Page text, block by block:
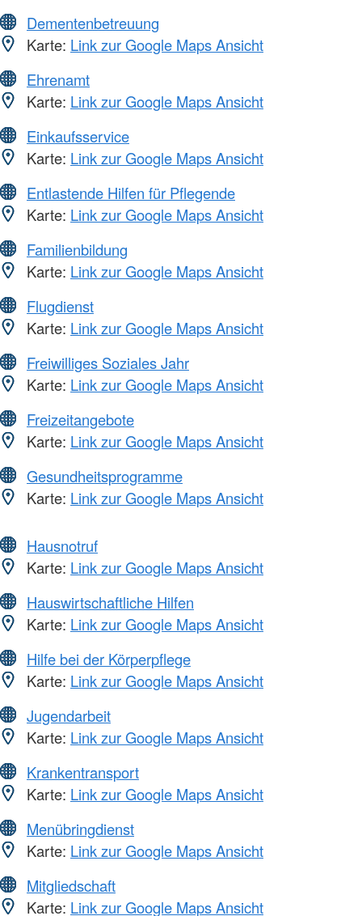
Dementenbetreuung
Karte: Link zur Google Maps Ansicht
Ehrenamt
Karte: Link zur Google Maps Ansicht
Einkaufsservice
Karte: Link zur Google Maps Ansicht
Entlastende Hilfen für Pflegende
Karte: Link zur Google Maps Ansicht
Familienbildung
Karte: Link zur Google Maps Ansicht
Flugdienst
Karte: Link zur Google Maps Ansicht
Freiwilliges Soziales Jahr
Karte: Link zur Google Maps Ansicht
Freizeitangebote
Karte: Link zur Google Maps Ansicht
Gesundheitsprogramme
Karte: Link zur Google Maps Ansicht
Hausnotruf
Karte: Link zur Google Maps Ansicht
Hauswirtschaftliche Hilfen
Karte: Link zur Google Maps Ansicht
Hilfe bei der Körperpflege
Karte: Link zur Google Maps Ansicht
Jugendarbeit
Karte: Link zur Google Maps Ansicht
Krankentransport
Karte: Link zur Google Maps Ansicht
Menübringdienst
Karte: Link zur Google Maps Ansicht
Mitgliedschaft
Karte: Link zur Google Maps Ansicht